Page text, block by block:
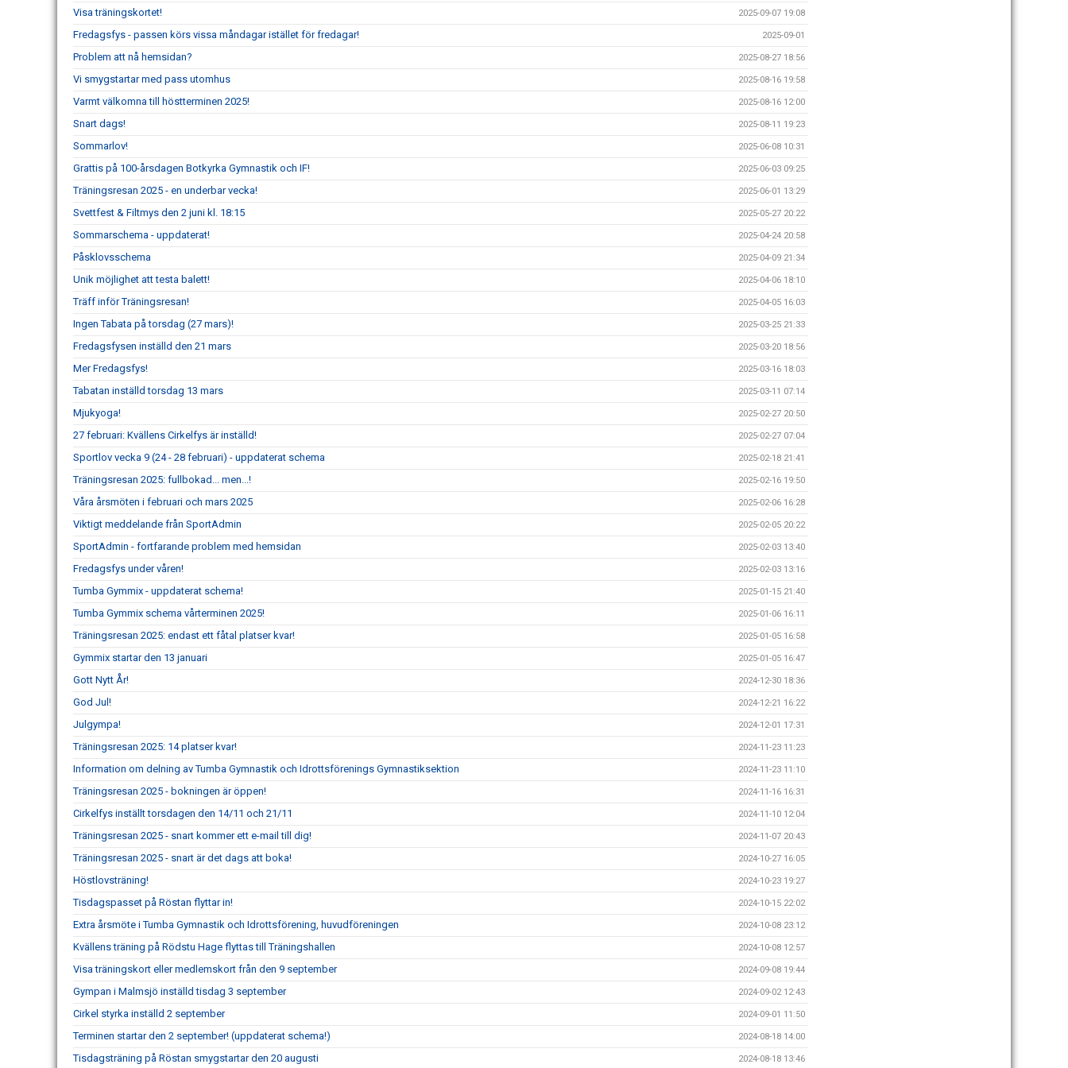
Visa träningskortet! 2025-09-07 19:08
Fredagsfys - passen körs vissa måndagar istället för fredagar! 2025-09-01
Problem att nå hemsidan? 2025-08-27 18:56
Vi smygstartar med pass utomhus 2025-08-16 19:58
Varmt välkomna till höstterminen 2025! 2025-08-16 12:00
Snart dags! 2025-08-11 19:23
Sommarlov! 2025-06-08 10:31
Grattis på 100-årsdagen Botkyrka Gymnastik och IF! 2025-06-03 09:25
Träningsresan 2025 - en underbar vecka! 2025-06-01 13:29
Svettfest & Filtmys den 2 juni kl. 18:15 2025-05-27 20:22
Sommarschema - uppdaterat! 2025-04-24 20:58
Påsklovsschema 2025-04-09 21:34
Unik möjlighet att testa balett! 2025-04-06 18:10
Träff inför Träningsresan! 2025-04-05 16:03
Ingen Tabata på torsdag (27 mars)! 2025-03-25 21:33
Fredagsfysen inställd den 21 mars 2025-03-20 18:56
Mer Fredagsfys! 2025-03-16 18:03
Tabatan inställd torsdag 13 mars 2025-03-11 07:14
Mjukyoga! 2025-02-27 20:50
27 februari: Kvällens Cirkelfys är inställd! 2025-02-27 07:04
Sportlov vecka 9 (24 - 28 februari) - uppdaterat schema 2025-02-18 21:41
Träningsresan 2025: fullbokad... men...! 2025-02-16 19:50
Våra årsmöten i februari och mars 2025 2025-02-06 16:28
Viktigt meddelande från SportAdmin 2025-02-05 20:22
SportAdmin - fortfarande problem med hemsidan 2025-02-03 13:40
Fredagsfys under våren! 2025-02-03 13:16
Tumba Gymmix - uppdaterat schema! 2025-01-15 21:40
Tumba Gymmix schema vårterminen 2025! 2025-01-06 16:11
Träningsresan 2025: endast ett fåtal platser kvar! 2025-01-05 16:58
Gymmix startar den 13 januari 2025-01-05 16:47
Gott Nytt År! 2024-12-30 18:36
God Jul! 2024-12-21 16:22
Julgympa! 2024-12-01 17:31
Träningsresan 2025: 14 platser kvar! 2024-11-23 11:23
Information om delning av Tumba Gymnastik och Idrottsförenings Gymnastiksektion 2024-11-23 11:10
Träningsresan 2025 - bokningen är öppen! 2024-11-16 16:31
Cirkelfys inställt torsdagen den 14/11 och 21/11 2024-11-10 12:04
Träningsresan 2025 - snart kommer ett e-mail till dig! 2024-11-07 20:43
Träningsresan 2025 - snart är det dags att boka! 2024-10-27 16:05
Höstlovsträning! 2024-10-23 19:27
Tisdagspasset på Röstan flyttar in! 2024-10-15 22:02
Extra årsmöte i Tumba Gymnastik och Idrottsförening, huvudföreningen 2024-10-08 23:12
Kvällens träning på Rödstu Hage flyttas till Träningshallen 2024-10-08 12:57
Visa träningskort eller medlemskort från den 9 september 2024-09-08 19:44
Gympan i Malmsjö inställd tisdag 3 september 2024-09-02 12:43
Cirkel styrka inställd 2 september 2024-09-01 11:50
Terminen startar den 2 september! (uppdaterat schema!) 2024-08-18 14:00
Tisdagsträning på Röstan smygstartar den 20 augusti 2024-08-18 13:46